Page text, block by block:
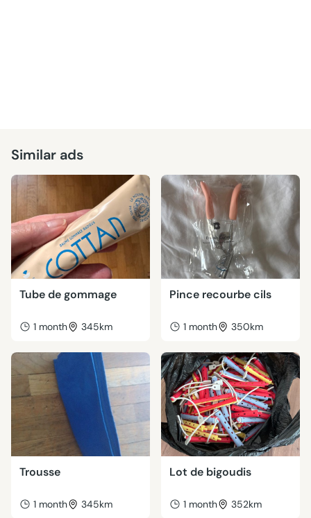
Similar ads
Tube de gommage
1 month 345km
Pince recourbe cils
1 month 350km
Trousse
1 month 345km
Lot de bigoudis
1 month 352km